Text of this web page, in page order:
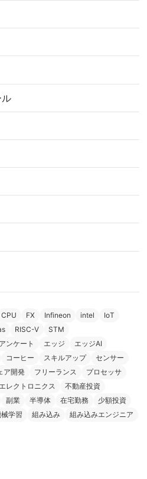
CPU FX Infineon intel
IoT
RISC-V
STM
アンケート エッジ
エッジAI
コーヒー スキルアップ
センサー
ア開発 フリーランス
プロセッサ
レクトロニクス
不動産投資
副業 半導体 在宅勤務
少額投資
学習 組み込み
組み込みエンジニア